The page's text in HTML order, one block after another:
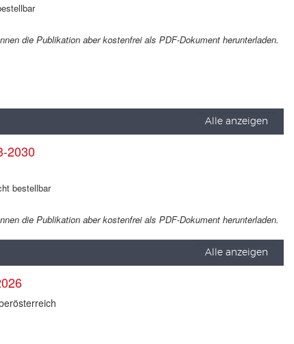
die Publikation aber kostenfrei als PDF-Dokument herunterladen.
Alle anzeigen
2030
bestellbar
die Publikation aber kostenfrei als PDF-Dokument herunterladen.
Alle anzeigen